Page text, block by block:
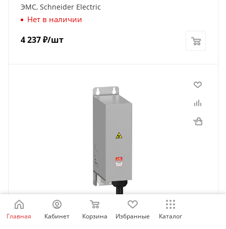
ЭМС, Schneider Electric
Нет в наличии
4 237₽/шт
Главная Кабинет Корзина Избранные Каталог